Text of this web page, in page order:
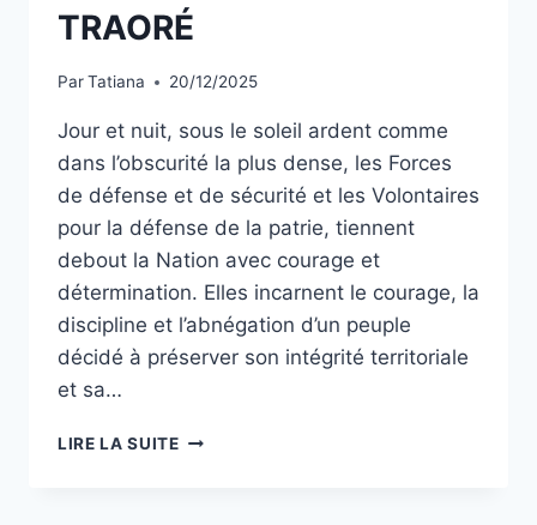
TRAORÉ
ParTatiana 20/12/2025
Jour et nuit, sous le soleil ardent comme
dans l’obscurité la plus dense, les Forces
de défense et de sécurité et les Volontaires
pour la défense de la patrie, tiennent
debout la Nation avec courage et
détermination. Elles incarnent le courage, la
discipline et l’abnégation d’un peuple
décidé à préserver son intégrité territoriale
et sa…
LIRE LA SUITEBURKINA